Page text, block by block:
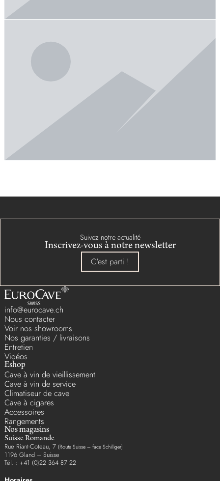
Suivez notre actualité
Inscrivez-vous à notre newsletter
C'est parti !
info@eurocave.ch
Nous contacter
Voir nos showrooms
Nos garanties / livraisons
Entretien
Vidéos
Eshop
Cave à vin de vieillissement
Cave à vin de service
Climatiseur de cave
Cave à cigares
Accessoires
Rangements
Nos magasins
Suisse Romande
Rue Riant-Coteau, 7 (Route Suisse – face Schilliger)
1196 Gland – Suisse
Tél. : +41 (0)22 364 87 22